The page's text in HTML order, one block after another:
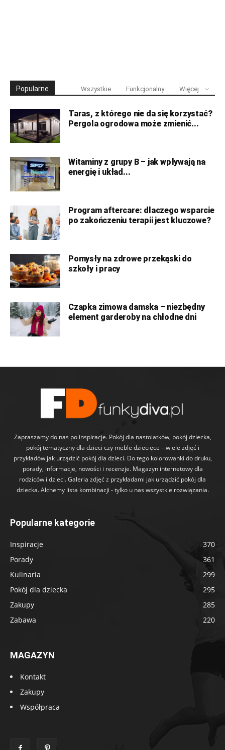
Popularne Wszystkie Funkcjonalny Więcej
Taras, z którego nie da się korzystać?
Pergola ogrodowa może zmienić...
Witaminy z grupy B – jak wpływają na
energię i układ...
Program aftercare: dlaczego wsparcie
po zakończeniu terapii jest kluczowe?
Pomysły na zdrowe przekąski do
szkoły i pracy
Czapka zimowa damska – niezbędny
element garderoby na chłodne dni
Zapraszamy do nas po inspiracje. Pokój dla nastolatków, pokój dziecka,
pokój tematyczny dla dzieci czy meble dziecięce – wiele zdjęć i
przykładów jak urządzić pokój dla dzieci. Do tego kolorowanki do druku,
porady, informacje, nowości i recenzje. Magazyn internetowy dla
rodziców i dzieci. Galeria zdjęć z przykładami jak urządzić pokój dla
dziecka. Alchemy lista kombinacji - tylko u nas wszystkie rozwiązania.
Popularne kategorie
Inspiracje
370
Porady
361
Kulinaria
299
Pokój dla dziecka
295
Zakupy
285
Zabawa
220
MAGAZYN
Kontakt
Zakupy
Współpraca